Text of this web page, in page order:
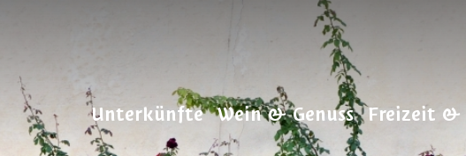
Unterkünfte Wein & Genuss Freizeit